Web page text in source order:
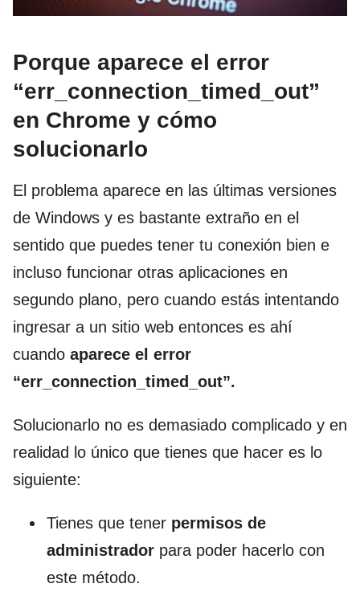
Porque aparece el error
“err_connection_timed_out”
en Chrome y cómo
solucionarlo
El problema aparece en las últimas versiones
de Windows y es bastante extraño en el
sentido que puedes tener tu conexión bien e
incluso funcionar otras aplicaciones en
segundo plano, pero cuando estás intentando
ingresar a un sitio web entonces es ahí
cuando aparece el error
“err_connection_timed_out”.
Solucionarlo no es demasiado complicado y en
realidad lo único que tienes que hacer es lo
siguiente:
Tienes que tener permisos de
administrador para poder hacerlo con
este método.